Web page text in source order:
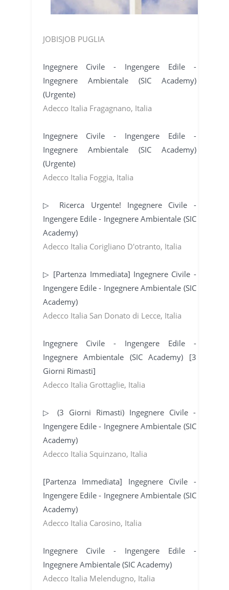
JOBISJOB PUGLIA
Ingegnere Civile - Ingengere Edile -
Ingegnere Ambientale (SIC Academy)
(Urgente)
Adecco Italia Fragagnano, Italia
Ingegnere Civile - Ingengere Edile -
Ingegnere Ambientale (SIC Academy)
(Urgente)
Adecco Italia Foggia, Italia
▷ Ricerca Urgente! Ingegnere Civile -
Ingengere Edile - Ingegnere Ambientale (SIC
Academy)
Adecco Italia Corigliano D'otranto, Italia
▷ [Partenza Immediata] Ingegnere Civile -
Ingengere Edile - Ingegnere Ambientale (SIC
Academy)
Adecco Italia San Donato di Lecce, Italia
Ingegnere Civile - Ingengere Edile -
Ingegnere Ambientale (SIC Academy) [3
Giorni Rimasti]
Adecco Italia Grottaglie, Italia
▷ (3 Giorni Rimasti) Ingegnere Civile -
Ingengere Edile - Ingegnere Ambientale (SIC
Academy)
Adecco Italia Squinzano, Italia
[Partenza Immediata] Ingegnere Civile -
Ingengere Edile - Ingegnere Ambientale (SIC
Academy)
Adecco Italia Carosino, Italia
Ingegnere Civile - Ingengere Edile -
Ingegnere Ambientale (SIC Academy)
Adecco Italia Melendugno, Italia